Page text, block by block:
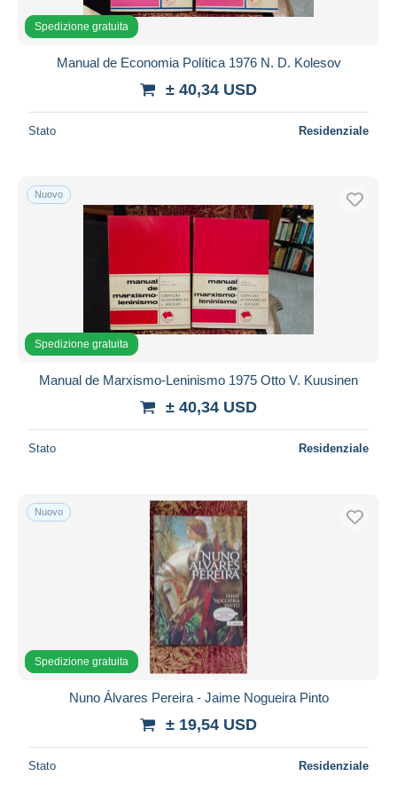
Spedizione gratuita
Manual de Economia Política 1976 N. D. Kolesov
± 40,34 USD
Stato Residenziale
Nuovo
Spedizione gratuita
Manual de Marxismo-Leninismo 1975 Otto V. Kuusinen
± 40,34 USD
Stato Residenziale
Nuovo
Spedizione gratuita
Nuno Álvares Pereira - Jaime Nogueira Pinto
± 19,54 USD
Stato Residenziale